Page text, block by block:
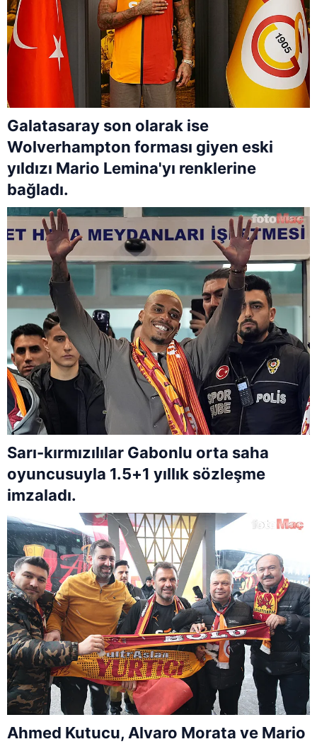
Galatasaray son olarak ise
Wolverhampton forması giyen eski
yıldızı Mario Lemina'yı renklerine
bağladı.
Sarı-kırmızılılar Gabonlu orta saha
oyuncusuyla 1.5+1 yıllık sözleşme
imzaladı.
Ahmed Kutucu, Alvaro Morata ve Mario